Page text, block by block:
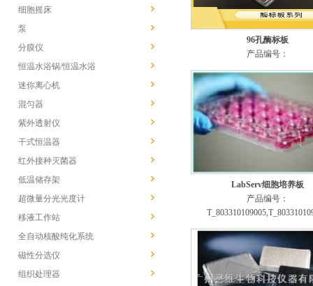
细胞摇床
泵
分膜仪
恒温水浴锅/恒温水浴
迷你离心机
混匀器
紫外透射仪
干式恒温器
红外接种灭菌器
低温储存架
超微量分光光度计
移液工作站
全自动核酸纯化系统
磁性分选仪
组织处理器
96孔酶标板
产品编号：
LabServ细胞培养板
产品编号：